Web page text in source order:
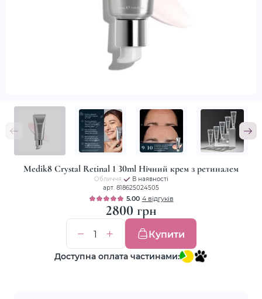
Medik8 Crystal Retinal 1 30ml Нічний крем з ретиналем
Обличчя
В наявності
арт. 818625024505
5.00 4 відгуків
2800 грн
Купити
Доступна оплата частинами: